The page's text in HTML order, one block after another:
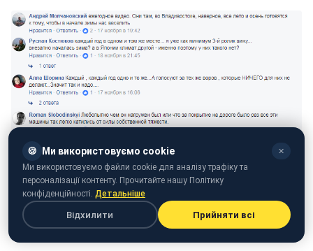
Скриншот комментариев (facebook.com/varlamov)
На одном из видео из скользящей машины выбрался
пассажир, который и сам пытался удержаться на
дороге и остановить автомобиль.
🍪 Ми використовуємо cookie ✕
Ми використовуємо файли cookie для аналізу трафіку та
персоналізації контенту. Прочитайте нашу Політику
конфіденційності. Детальніше
Відхилити Прийняти всі